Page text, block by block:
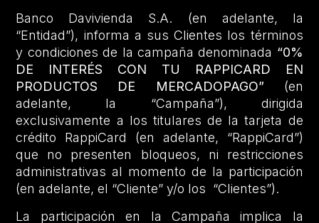
Banco Davivienda S.A. (en adelante, la
“Entidad”), informa a sus Clientes los términos
y condiciones de la campaña denominada “0%
DE INTERÉS CON TU RAPPICARD EN
PRODUCTOS DE MERCADOPAGO” (en
adelante, la “Campaña”), dirigida
exclusivamente a los titulares de la tarjeta de
crédito RappiCard (en adelante, “RappiCard”)
que no presenten bloqueos, ni restricciones
administrativas al momento de la participación
(en adelante, el “Cliente” y/o los “Clientes”).
La participación en la Campaña implica la